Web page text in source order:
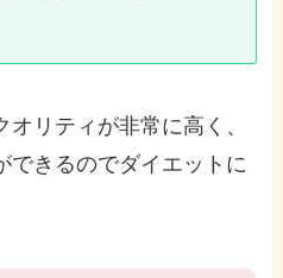
リティが非常に高く、
できるのでダイエットに